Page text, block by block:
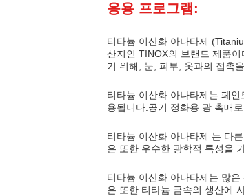
응용 프로그램:
티타늄 이산화 아나타제
산지인 TINOX의 브랜드 제품
기 위해, 눈, 피부, 옷과의 접촉
티타늄 이산화 아나타제는 페
용됩니다.공기 정화용 광 촉매
티타늄 이산화 아나타제 는 다
은 또한 우수한 광학적 특성을
티타늄 이산화 아나타제는 많
은 또한 티타늄 금속의 생산에